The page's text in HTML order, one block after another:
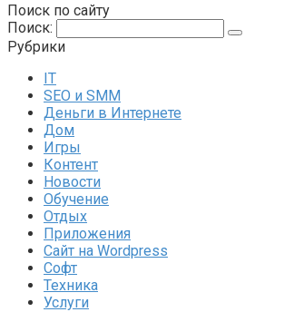
Поиск по сайту
Поиск:
Рубрики
IT
SEO и SMM
Деньги в Интернете
Дом
Игры
Контент
Новости
Обучение
Отдых
Приложения
Сайт на Wordpress
Софт
Техника
Услуги